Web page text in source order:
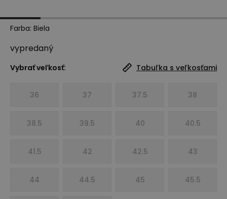
Farba: Biela
vypredaný
Vybrať veľkosť: Tabuľka s veľkosťami
36 37 37.5 38
38.5 39.5 40 40.5
41.5 42 42.5 43
44 44.5 45 45.5